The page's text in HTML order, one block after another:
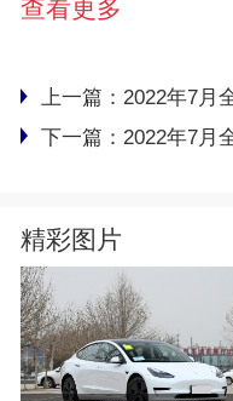
查看更多
上一篇： 2022年7月全
下一篇： 2022年7月全
精彩图片